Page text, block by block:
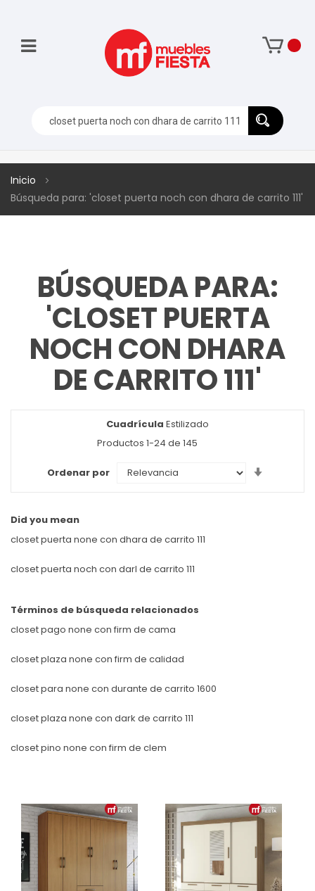
Inicio
Búsqueda para: 'closet puerta noch con dhara de carrito 111'
BÚSQUEDA PARA:
'CLOSET PUERTA
NOCH CON DHARA
DE CARRITO 111'
Ver
como
Cuadrícula Estilizado
Productos 1-24 de 145
Ordenar por
Did you mean
closet puerta none con dhara de carrito 111
closet puerta noch con darl de carrito 111
Términos de búsqueda relacionados
closet pago none con firm de cama
closet plaza none con firm de calidad
closet para none con durante de carrito 1600
closet plaza none con dark de carrito 111
closet pino none con firm de clem